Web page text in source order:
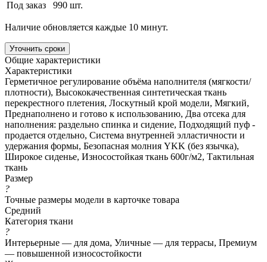
Под заказ
990 шт.
Наличие обновляется каждые 10 минут.
Уточнить сроки
Общие характеристики
Характеристики
Герметичное регулирование объёма наполнителя (мягкости/
плотности), Высококачественная синтетическая ткань
перекрестного плетения, Лоскутный крой модели, Мягкий,
Преднаполнено и готово к использованию, Два отсека для
наполнения: раздельно спинка и сидение, Подходящий пуф -
продается отдельно, Система внутренней элластичности и
удержания формы, Безопасная молния YKK (без язычка),
Широкое сиденье, Износостойкая ткань 600г/м2, Тактильная
ткань
Размер
?
Точные размеры модели в карточке товара
Средний
Категория ткани
?
Интерьерные — для дома, Уличные — для террасы, Премиум
— повышенной износостойкости